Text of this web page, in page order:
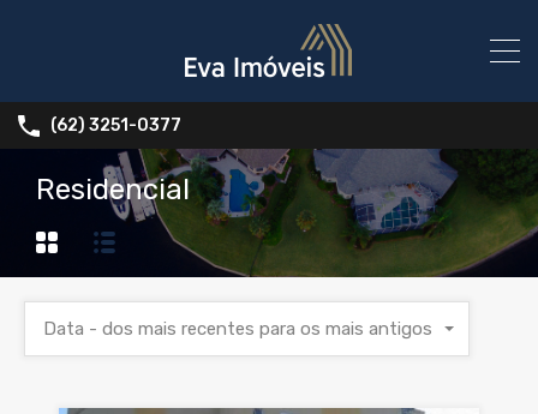
(62) 3251-0377
Residencial
Data - dos mais recentes para os mais antigos